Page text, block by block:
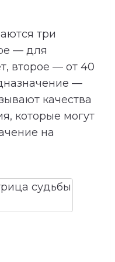
три
— для
второе — от 40
—
качества
которые могут
на